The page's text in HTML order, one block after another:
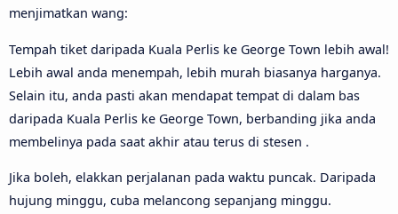
menjimatkan wang:
Tempah tiket daripada Kuala Perlis ke George Town lebih awal!
Lebih awal anda menempah, lebih murah biasanya harganya.
Selain itu, anda pasti akan mendapat tempat di dalam bas
daripada Kuala Perlis ke George Town, berbanding jika anda
membelinya pada saat akhir atau terus di stesen .
Jika boleh, elakkan perjalanan pada waktu puncak. Daripada
hujung minggu, cuba melancong sepanjang minggu.